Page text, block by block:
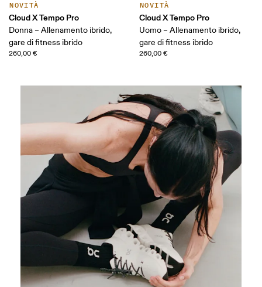
NOVITÀ
Cloud X Tempo Pro
Donna – Allenamento ibrido,
gare di fitness ibrido
260,00 €
NOVITÀ
Cloud X Tempo Pro
Uomo – Allenamento ibrido,
gare di fitness ibrido
260,00 €